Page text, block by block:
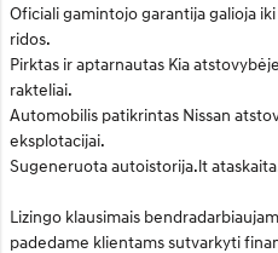
Oficiali gamintojo garantija galioja
ridos.
Pirktas ir aptarnautas Kia
rakteliai.
Automobilis patikrintas Nissan
eksplotacijai.
Sugeneruota autoistorija.lt
Lizingo klausimais
padedame klientams sutvarkyti